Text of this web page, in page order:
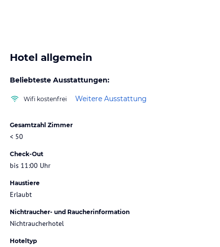
Hotel allgemein
Beliebteste Ausstattungen:
Wifi kostenfrei Weitere Ausstattung
Gesamtzahl Zimmer
< 50
Check-Out
bis 11:00 Uhr
Haustiere
Erlaubt
Nichtraucher- und Raucherinformation
Nichtraucherhotel
Hoteltyp